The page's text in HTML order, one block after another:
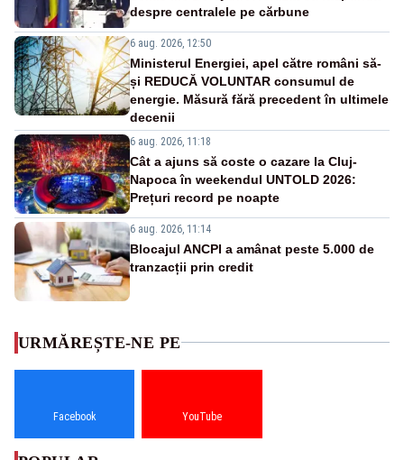
despre centralele pe cărbune
6 aug. 2026, 12:50
Ministerul Energiei, apel către români să-
și REDUCĂ VOLUNTAR consumul de
energie. Măsură fără precedent în ultimele
decenii
6 aug. 2026, 11:18
Cât a ajuns să coste o cazare la Cluj-
Napoca în weekendul UNTOLD 2026:
Prețuri record pe noapte
6 aug. 2026, 11:14
Blocajul ANCPI a amânat peste 5.000 de
tranzacții prin credit
URMĂREȘTE-NE PE
Facebook YouTube